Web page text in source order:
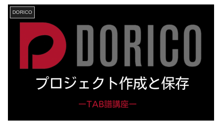
DORICO